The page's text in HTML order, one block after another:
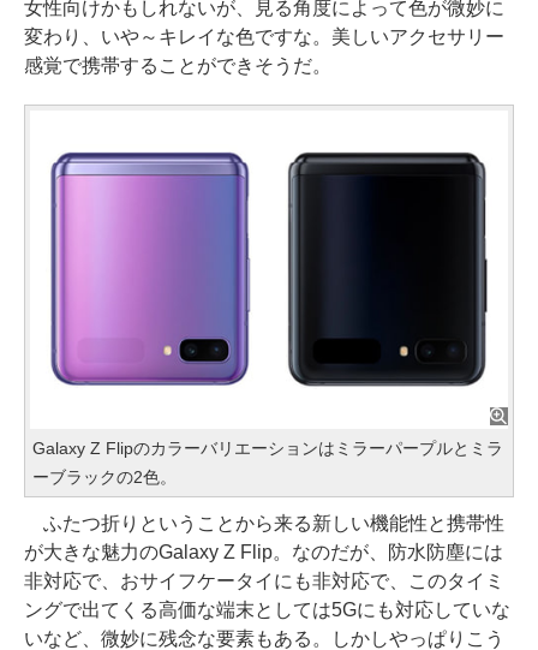
女性向けかもしれないが、見る角度によって色が微妙に
変わり、いや～キレイな色ですな。美しいアクセサリー
感覚で携帯することができそうだ。
Galaxy Z Flipのカラーバリエーションはミラーパープルとミラ
ーブラックの2色。
ふたつ折りということから来る新しい機能性と携帯性
が大きな魅力のGalaxy Z Flip。なのだが、防水防塵には
非対応で、おサイフケータイにも非対応で、このタイミ
ングで出てくる高価な端末としては5Gにも対応していな
いなど、微妙に残念な要素もある。しかしやっぱりこう